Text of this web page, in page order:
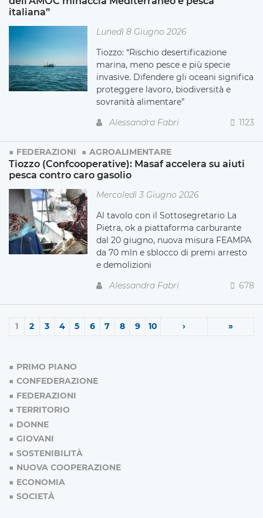
italiana”
Lunedì 8 Giugno 2026
Tiozzo: “Rischio desertificazione
marina, meno pesce e più specie
invasive. Difendere gli oceani significa
proteggere lavoro, biodiversità e
sovranità alimentare”
Alessandra Fabri
1123
FEDERAZIONI AGROALIMENTARE
Tiozzo (Confcooperative): Masaf accelera su aiuti
pesca contro caro gasolio
Mercoledì 3 Giugno 2026
Al tavolo con il Sottosegretario La
Pietra, ok a piattaforma carburante
dal 20 giugno, nuova misura FEAMPA
da 70 mln e sblocco di premi arresto
e demolizioni
Alessandra Fabri
678
1 2 3 4 5 6 7 8 9 10 › »
PRIMO PIANO
CONFEDERAZIONE
FEDERAZIONI
TERRITORIO
DONNE
GIOVANI
SOSTENIBILITÀ
NUOVA COOPERAZIONE
ECONOMIA
SOCIETÀ